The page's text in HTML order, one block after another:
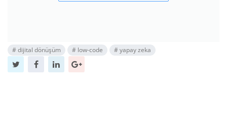
#dijital dönüşüm # low-code #yapay zeka